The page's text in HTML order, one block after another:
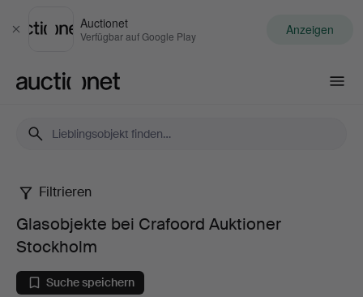
Schließen
Auctionet
Verfügbar auf Google Play Anzeigen
Glasobjekte
bei
Crafoord
Filtrieren
Glasobjekte bei Crafoord Auktioner
Stockholm
Suche speichern